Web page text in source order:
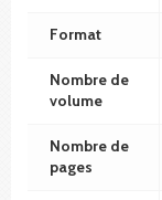
Format
Nombre de
volume
Nombre de
pages